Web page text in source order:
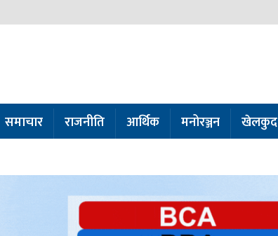
समाचार राजनीति आर्थिक मनोरञ्जन खेलकुद